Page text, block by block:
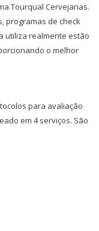
Tourqual Cervejarias.
programas de check
utiliza realmente estão
o melhor
para avaliação
em 4 serviços. São